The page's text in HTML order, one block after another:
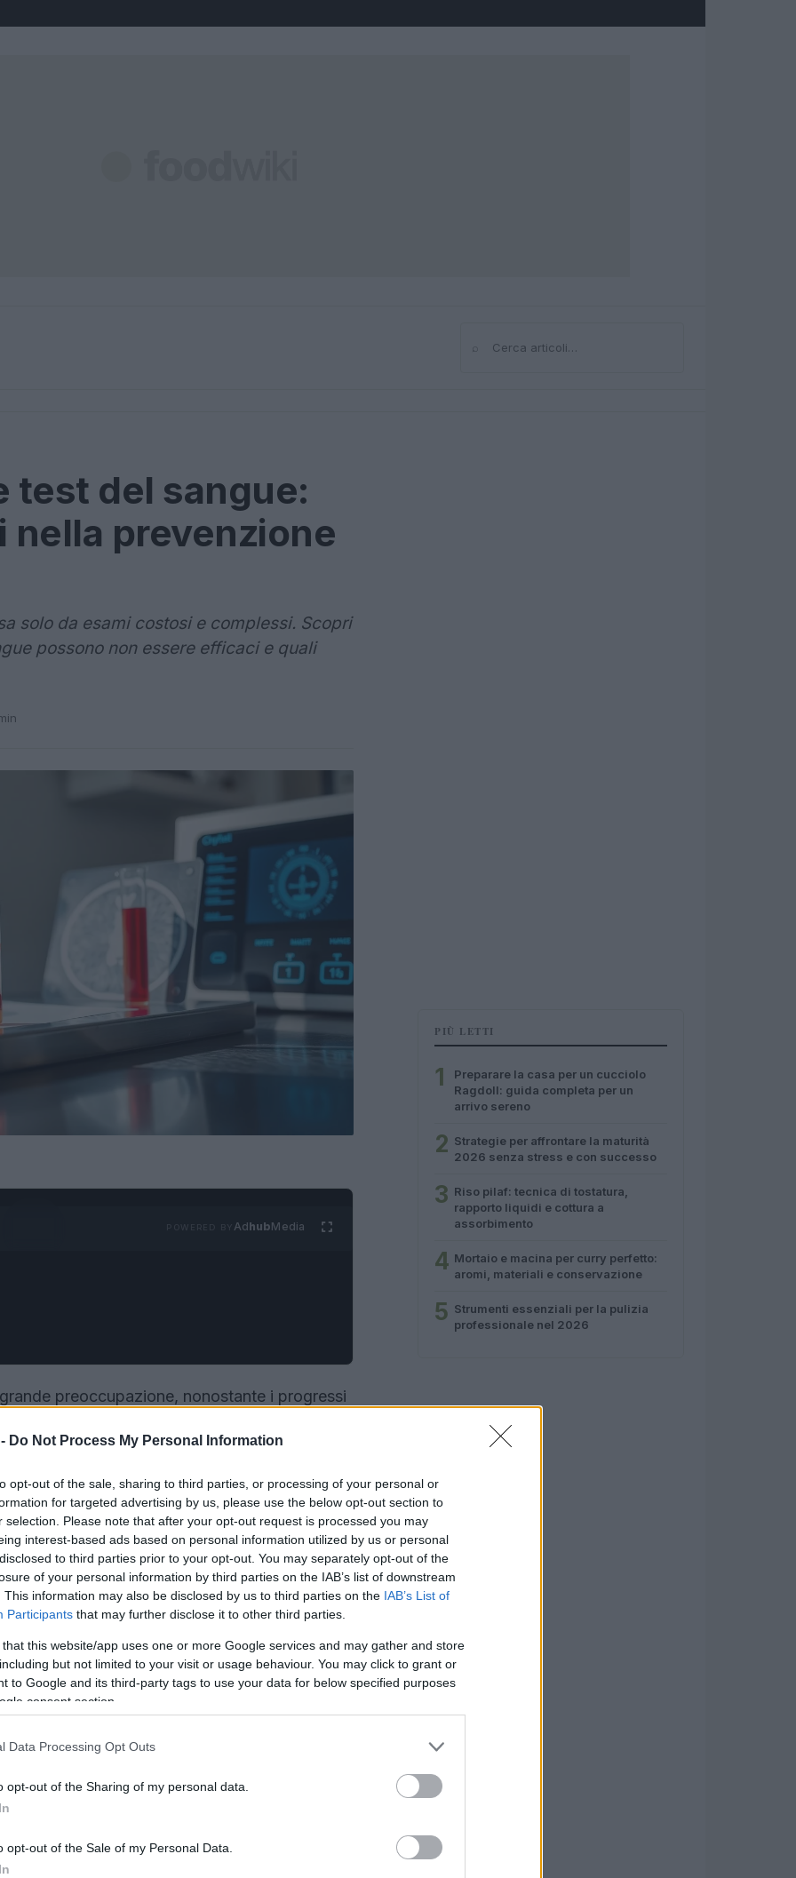
Do Not Process My Personal Information
opt-out of the sale, sharing to third parties, or processing of your personal or
for targeted advertising by us, please use the below opt-out section to
selection. Please note that after your opt-out request is processed you may
interest-based ads based on personal information utilized by us or personal
to third parties prior to your opt-out. You may separately opt-out of the
of your personal information by third parties on the IAB’s list of downstream
This information may also be disclosed by us to third parties on the IAB’s List of
Participants that may further disclose it to other third parties.
that this website/app uses one or more Google services and may gather and store
but not limited to your visit or usage behaviour. You may click to grant or
to Google and its third-party tags to use your data for below specified purposes
consent section.
Data Processing Opt Outs
opt-out of the Sharing of my personal data.
opt-out of the Sale of my Personal Data.
Cerca
test del sangue:
nella prevenzione
solo da esami costosi e complessi. Scopri
possono non essere efficaci e quali
AdhubMedia
preoccupazione, nonostante i progressi
La diagnosi precoce è fondamentale per
molti italiani evitano gli esami di screening
nazionale, come la mammografia, il Pap test
PIÙ LETTI
1
Preparare la casa per un cucciolo
Ragdoll: guida completa per un
arrivo sereno
2 Strategie per affrontare la maturità
2026 senza stress e con successo
3 Riso pilaf: tecnica di tostatura,
rapporto liquidi e cottura a
assorbimento
4 Mortaio e macina per curry perfetto:
aromi, materiali e conservazione
5 Strumenti essenziali per la pulizia
professionale nel 2026